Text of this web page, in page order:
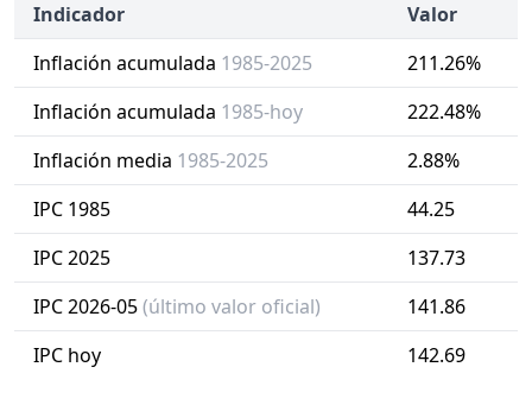
Indicador
Valor
Inflación acumulada 1985-2025
211.26%
Inflación acumulada 1985-hoy
222.48%
Inflación media 1985-2025
2.88%
IPC 1985
44.25
IPC 2025
137.73
IPC 2026-05(último valor oficial)
141.86
IPC hoy
142.69